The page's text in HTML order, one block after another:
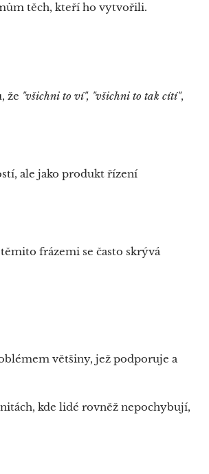
těch, kteří ho vytvořili.
že "všichni to ví", "všichni to tak cítí",
ale jako produkt řízení
frázemi se často skrývá
většiny, jež podporuje a
kde lidé rovněž nepochybují,